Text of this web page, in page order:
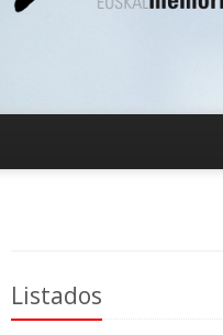
Listados